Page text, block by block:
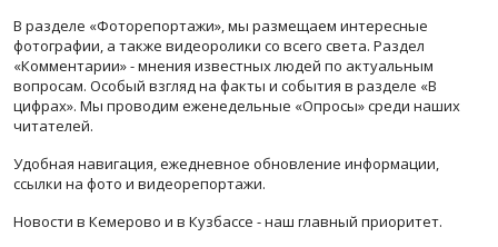
В разделе «Фоторепортажи», мы размещаем интересные
фотографии, а также видеоролики со всего света. Раздел
«Комментарии» - мнения известных людей по актуальным
вопросам. Особый взгляд на факты и события в разделе «В
цифрах». Мы проводим еженедельные «Опросы» среди наших
читателей.
Удобная навигация, ежедневное обновление информации,
ссылки на фото и видеорепортажи.
Новости в Кемерово и в Кузбассе - наш главный приоритет.